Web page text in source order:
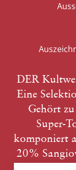
DER
Eine
Gehört
Super-
komponiert
20%